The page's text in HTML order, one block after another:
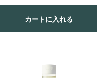
カートに入れる